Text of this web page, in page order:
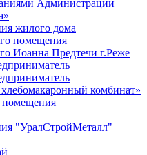
Администрации
жилого дома
помещения
Иоанна Предтечи г.Реже
комбинат»
помещения
"УралСтройМеталл"